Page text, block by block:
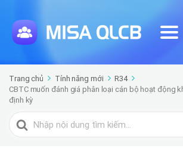
Trang chủ Tính năng mới
R34
CBTC muốn đánh giá phân loại cán bộ hoạt động
định kỳ
Tìm
kiếm